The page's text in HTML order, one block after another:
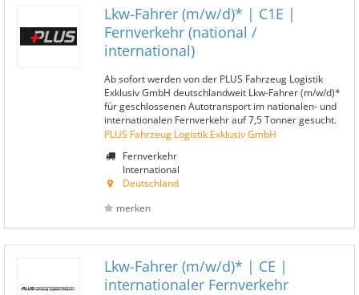
Lkw-Fahrer (m/w/d)* | C1E |
Fernverkehr (national /
international)
Ab sofort werden von der PLUS Fahrzeug Logistik
Exklusiv GmbH deutschlandweit Lkw-Fahrer (m/w/d)*
für geschlossenen Autotransport im nationalen- und
internationalen Fernverkehr auf 7,5 Tonner gesucht.
PLUS Fahrzeug Logistik Exklusiv GmbH
Fernverkehr
International
Deutschland
merken
Lkw-Fahrer (m/w/d)* | CE |
internationaler Fernverkehr